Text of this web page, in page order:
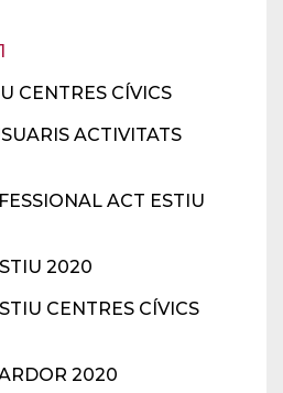
CENTRES CÍVICS
ACTIVITATS
ACT ESTIU
2020
CENTRES CÍVICS
2020